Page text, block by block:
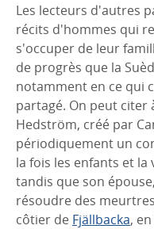
Les lecteurs d'autres
récits d'hommes qui
s'occuper de leur
de progrès que la
notamment en ce qui
partagé. On peut citer
Hedström, créé par
périodiquement un
la fois les enfants et la
tandis que son
résoudre des
côtier de Fjällbacka,